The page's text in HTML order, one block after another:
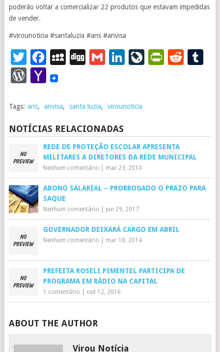
poderão voltar a comercializar 22 produtos que estavam impedidas
de vender.
#virounoticia #santaluzia #ans #anvisa
Twitter
Facebook
MySpace
DiggGmailLinkedIn
WordPress
Yahoo
Tags: ans, anvisa, santa luzia, virounoticia
NOTÍCIAS RELACIONADAS
REDE DE PROTEÇÃO ESCOLAR APRESENTA
MILITARES A DIRETORES DA REDE MUNICIPAL
Nenhum comentário mar 23, 2010
ABONO SALARIAL – PRORROGADO O PRAZO PARA
SAQUE
Nenhum comentário jun 29, 2017
GOVERNADOR DEIXARÁ CARGO EM ABRIL
Nenhum comentário mar 18, 2014
PREFEITA ROSELI PIMENTEL PARTICIPA DE
PROGRAMA EM RÁDIO NA CAPITAL
1 comentário out 12, 2016
ABOUT THE AUTHOR
Virou Notícia